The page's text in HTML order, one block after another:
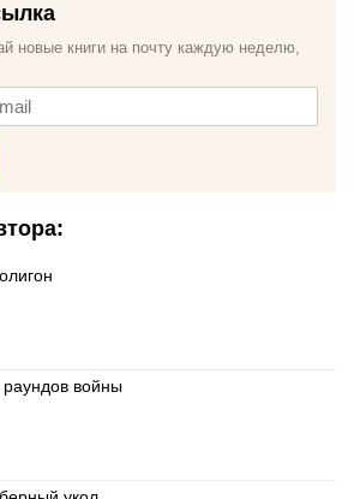
новые книги на почту каждую неделю,
раундов войны